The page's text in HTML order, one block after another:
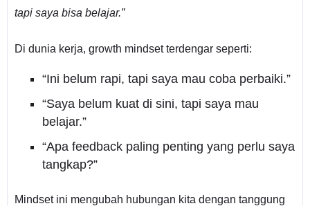
tapi saya bisa belajar.”
Di dunia kerja, growth mindset terdengar seperti:
“Ini belum rapi, tapi saya mau coba perbaiki.”
“Saya belum kuat di sini, tapi saya mau
belajar.”
“Apa feedback paling penting yang perlu saya
tangkap?”
Mindset ini mengubah hubungan kita dengan tanggung